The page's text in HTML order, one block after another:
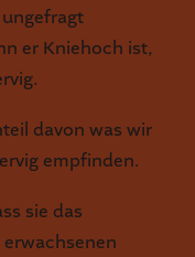
er Kniehoch ist,
davon was wir
empfinden.
sie das